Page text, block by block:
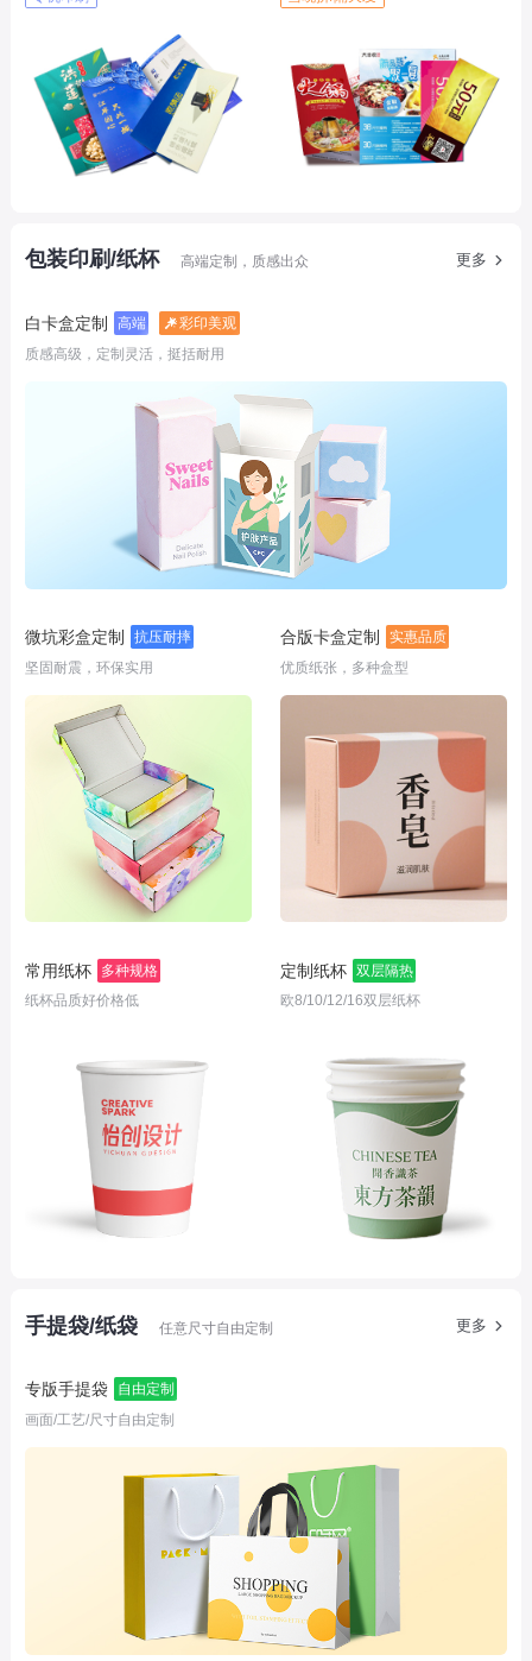
包装印刷/纸杯 高端定制，质感出众 更多
白卡盒定制 高端
彩印美观
质感高级，定制灵活，挺括耐用
微坑彩盒定制
抗压耐摔
坚固耐震，环保实用
合版卡盒定制
实惠品质
优质纸张，多种盒型
常用纸杯
多种规格
纸杯品质好价格低
定制纸杯 双层隔热
欧8/10/12/16双层纸杯
手提袋/纸袋 任意尺寸自由定制 更多
专版手提袋
自由定制
画面/工艺/尺寸自由定制